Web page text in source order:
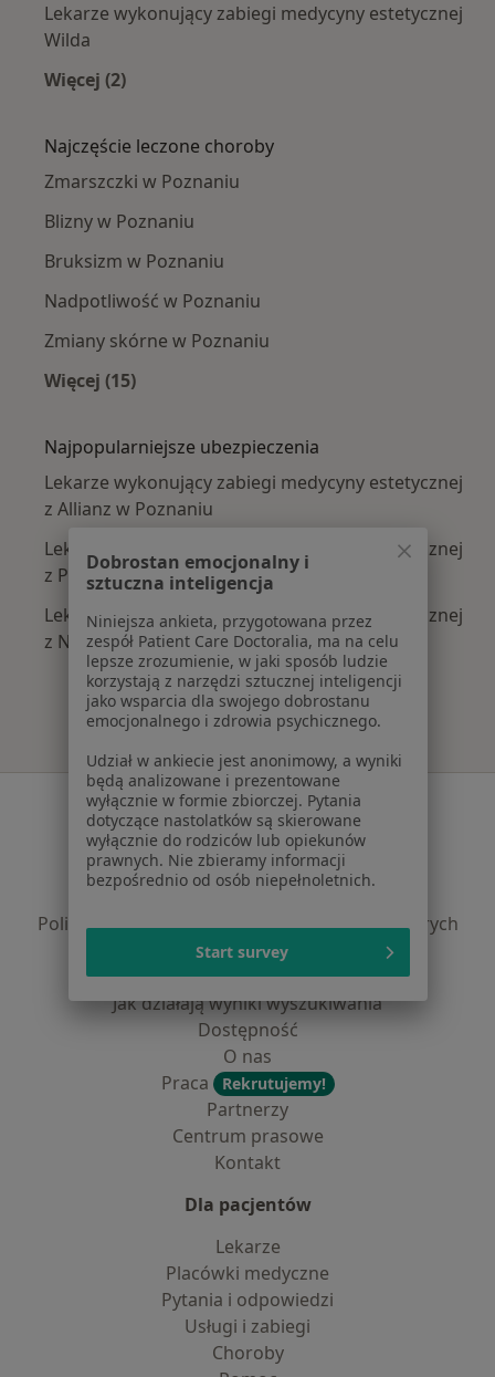
Lekarze wykonujący zabiegi medycyny estetycznej
Wilda
Więcej (2)
Najczęście leczone choroby
Zmarszczki w Poznaniu
Blizny w Poznaniu
Bruksizm w Poznaniu
Nadpotliwość w Poznaniu
Zmiany skórne w Poznaniu
Więcej (15)
Najpopularniejsze ubezpieczenia
Lekarze wykonujący zabiegi medycyny estetycznej
z Allianz w Poznaniu
Lekarze wykonujący zabiegi medycyny estetycznej
z PZU Zdrowie w Poznaniu
Lekarze wykonujący zabiegi medycyny estetycznej
z NFZ w Poznaniu
Serwis
Regulamin
Polityka prywatności pacjentów
Polityka prywatności profesjonalistów
Polityka prywatności dla profesjonalistów, których
dane pozyskaliśmy samodzielnie
Polityka cookies
Jak działają wyniki wyszukiwania
Dostępność
O nas
Praca
Rekrutujemy!
Partnerzy
Centrum prasowe
Kontakt
Dla pacjentów
Lekarze
Placówki medyczne
Pytania i odpowiedzi
Usługi i zabiegi
Choroby
Dobrostan emocjonalny i
sztuczna inteligencja
Niniejsza ankieta, przygotowana przez
zespół Patient Care Doctoralia, ma na celu
lepsze zrozumienie, w jaki sposób ludzie
korzystają z narzędzi sztucznej inteligencji
jako wsparcia dla swojego dobrostanu
emocjonalnego i zdrowia psychicznego.
Udział w ankiecie jest anonimowy, a wyniki
będą analizowane i prezentowane
wyłącznie w formie zbiorczej. Pytania
dotyczące nastolatków są skierowane
wyłącznie do rodziców lub opiekunów
prawnych. Nie zbieramy informacji
bezpośrednio od osób niepełnoletnich.
Start survey